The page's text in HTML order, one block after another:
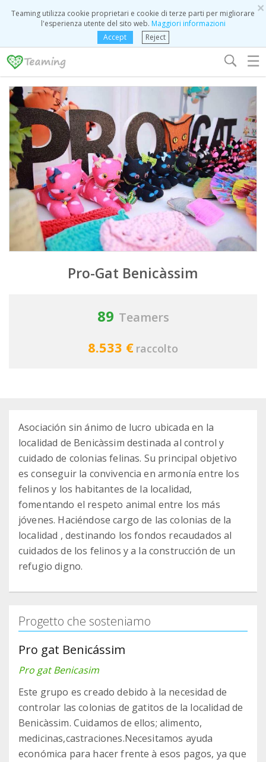
×
Teaming utilizza cookie proprietari e cookie di terze parti per migliorare
l'esperienza utente del sito web. Maggiori informazioni
Accept
Reject
☰
Pro-Gat Benicàssim
89 Teamers
8.533 € raccolto
Asociación sin ánimo de lucro ubicada en la
localidad de Benicàssim destinada al control y
cuidado de colonias felinas. Su principal objetivo
es conseguir la convivencia en armonía entre los
felinos y los habitantes de la localidad,
fomentando el respeto animal entre los más
jóvenes. Haciéndose cargo de las colonias de la
localidad , destinando los fondos recaudados al
cuidados de los felinos y a la construcción de un
refugio digno.
Progetto che sosteniamo
Pro gat Benicássim
Pro gat Benicasim
Este grupo es creado debido à la necesidad de
controlar las colonias de gatitos de la localidad de
Benicàssim. Cuidamos de ellos; alimento,
medicinas,castraciones.Necesitamos ayuda
económica para hacer frente à esos pagos, ya que